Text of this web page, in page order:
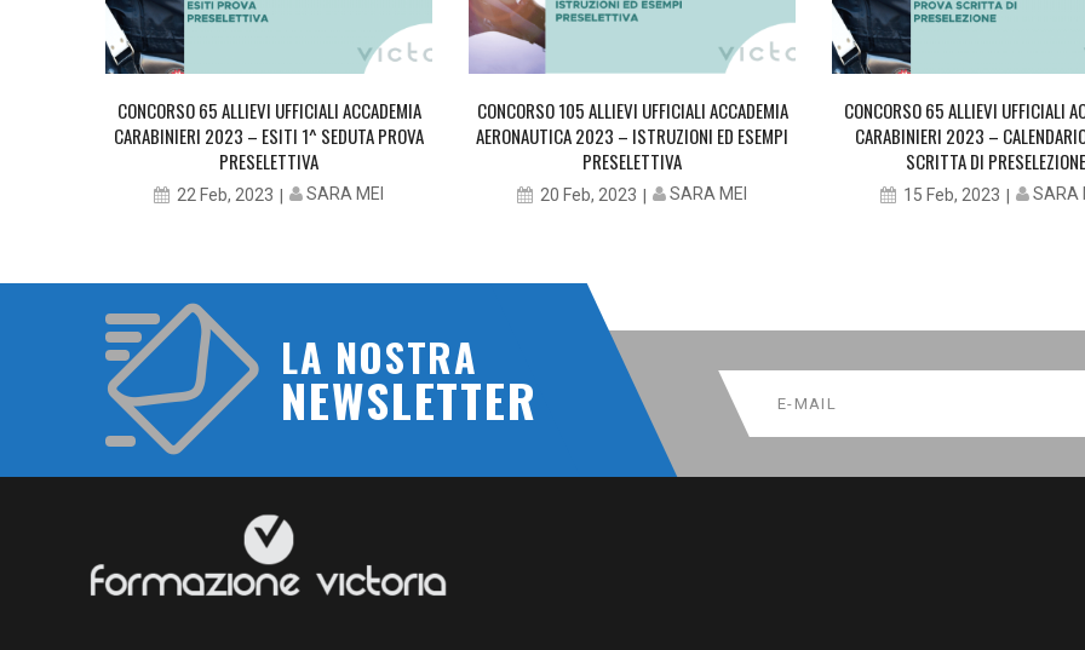
CONCORSO 65 ALLIEVI UFFICIALI ACCADEMIA
CARABINIERI 2023 – ESITI 1^ SEDUTA PROVA
PRESELETTIVA
22 Feb, 2023 SARA MEI
CONCORSO 105 ALLIEVI UFFICIALI ACCADEMIA
AERONAUTICA 2023 – ISTRUZIONI ED ESEMPI
PRESELETTIVA
20 Feb, 2023 SARA MEI
CONCORSO 65 ALLIEVI UFFICIALI
CARABINIERI 2023 –
SCRITTA DI PRESELEZIONE
15 Feb, 2023 SARA
LA NOSTRA
NEWSLETTER